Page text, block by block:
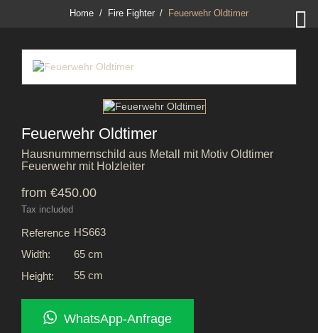

Home Fire Fighter Feuerwehr Oldtimer
Feuerwehr Oldtimer
Hausnummernschild aus Metall mit Motiv Oldtimer
Feuerwehr mit Holzleiter
from €450.00
Tax included
Reference HS663
Width:
65 cm
Height:
55 cm
WhatsApp-Anfrage